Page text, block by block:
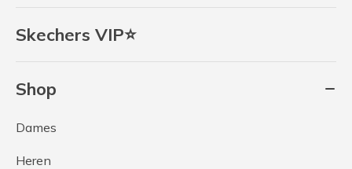
Skechers VIP⭐
Shop
Dames
Heren